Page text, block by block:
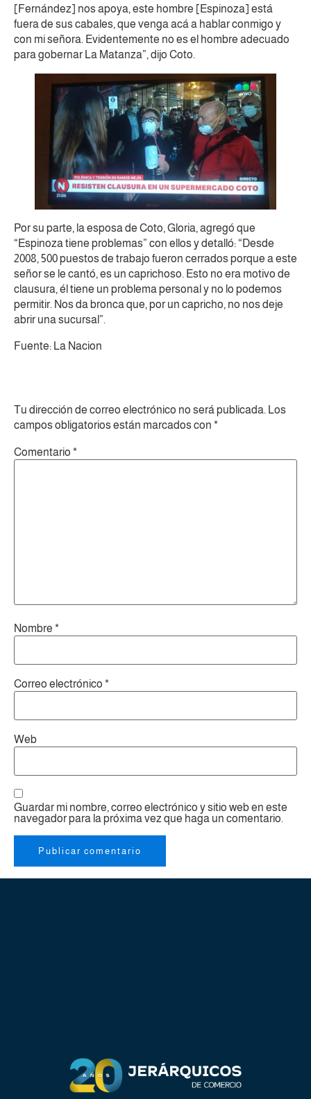
[Fernández] nos apoya, este hombre [Espinoza] está
fuera de sus cabales, que venga acá a hablar conmigo y
con mi señora. Evidentemente no es el hombre adecuado
para gobernar La Matanza”, dijo Coto.
Por su parte, la esposa de Coto, Gloria, agregó que
“Espinoza tiene problemas” con ellos y detalló: “Desde
2008, 500 puestos de trabajo fueron cerrados porque a este
señor se le cantó, es un caprichoso. Esto no era motivo de
clausura, él tiene un problema personal y no lo podemos
permitir. Nos da bronca que, por un capricho, no nos deje
abrir una sucursal”.
Fuente: La Nacion
Tu dirección de correo electrónico no será publicada. Los
campos obligatorios están marcados con *
Comentario *
Nombre *
Correo electrónico *
Web
Guardar mi nombre, correo electrónico y sitio web en este
navegador para la próxima vez que haga un comentario.